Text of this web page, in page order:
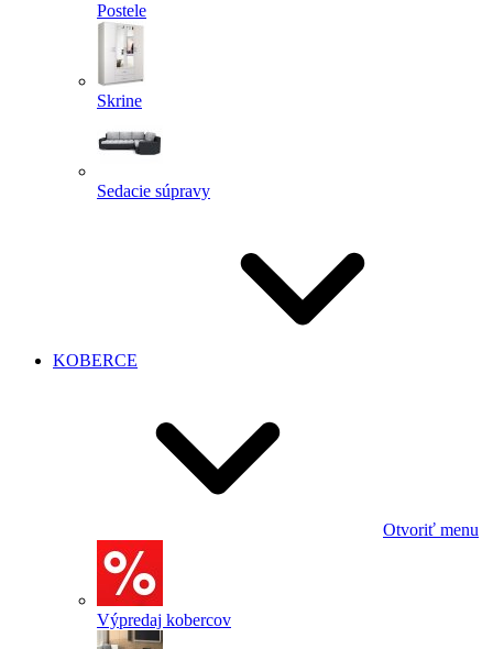
Postele
Skrine
Sedacie súpravy
KOBERCE
Otvoriť menu
Výpredaj kobercov